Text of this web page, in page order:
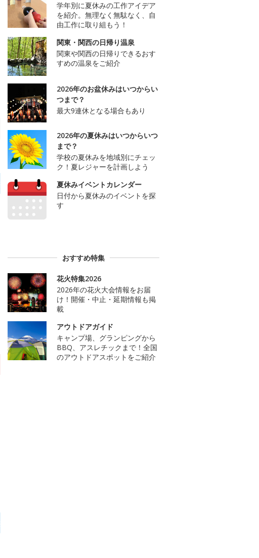
学年別に夏休みの工作アイデア
を紹介。無理なく無駄なく、自
由工作に取り組もう！
関東・関西の日帰り温泉
関東や関西の日帰りできるおす
すめの温泉をご紹介
2026年のお盆休みはいつからい
つまで？
最大9連休となる場合もあり
2026年の夏休みはいつからいつ
まで？
学校の夏休みを地域別にチェッ
ク！夏レジャーを計画しよう
夏休みイベントカレンダー
日付から夏休みのイベントを探
す
おすすめ特集
花火特集2026
2026年の花火大会情報をお届
け！開催・中止・延期情報も掲
載
アウトドアガイド
キャンプ場、グランピングから
BBQ、アスレチックまで！全国
のアウトドアスポットをご紹介